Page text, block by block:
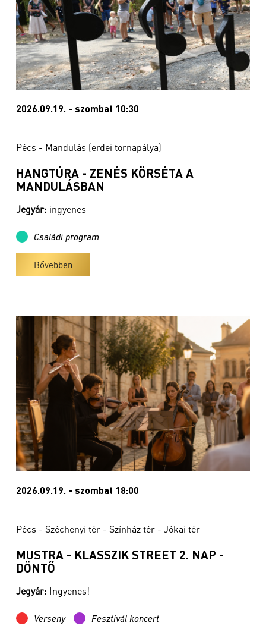
2026.09.19. - szombat 10:30
Pécs - Mandulás (erdei tornapálya)
HANGTÚRA - ZENÉS KÖRSÉTA A
MANDULÁSBAN
Jegyár: ingyenes
Családi program
Bővebben
2026.09.19. - szombat 18:00
Pécs - Széchenyi tér - Színház tér - Jókai tér
MUSTRA - KLASSZIK STREET 2. NAP -
DÖNTŐ
Jegyár: Ingyenes!
Verseny Fesztivál koncert